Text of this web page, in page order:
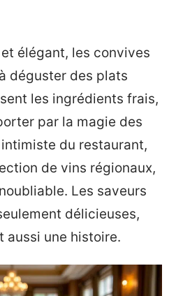
élégant, les convives
déguster des plats
les ingrédients frais,
par la magie des
intimiste du restaurant,
de vins régionaux,
Les saveurs
délicieuses,
aussi une histoire.